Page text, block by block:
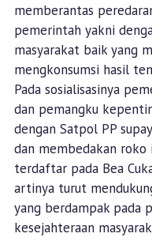
memberantas
pemerintah yakni
masyarakat baik yang
mengkonsumsi hasil
Pada sosialisasinya
dan pemangku
dengan Satpol PP
dan membedakan roko
terdaftar pada Bea
artinya turut
yang berdampak pada
kesejahteraan